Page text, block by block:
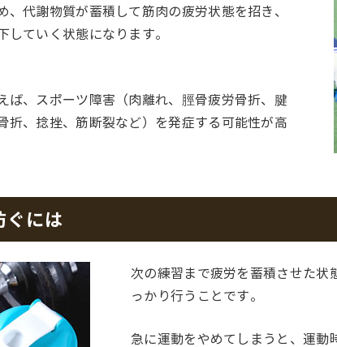
代謝物質が蓄積して筋肉の疲労状態を招き、
ていく状態になります。
ば、スポーツ障害（肉離れ、脛骨疲労骨折、腱
折、捻挫、筋断裂など）を発症する可能性が高
ぐには
次の練習まで疲労を蓄積させた状
っかり行うことです。
急に運動をやめてしまうと、運動